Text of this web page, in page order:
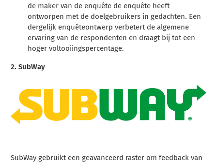
de maker van de enquête de enquête heeft
ontworpen met de doelgebruikers in gedachten. Een
dergelijk enquêteontwerp verbetert de algemene
ervaring van de respondenten en draagt bij tot een
hoger voltooiingspercentage.
2. SubWay
SubWay gebruikt een geavanceerd raster om feedback van